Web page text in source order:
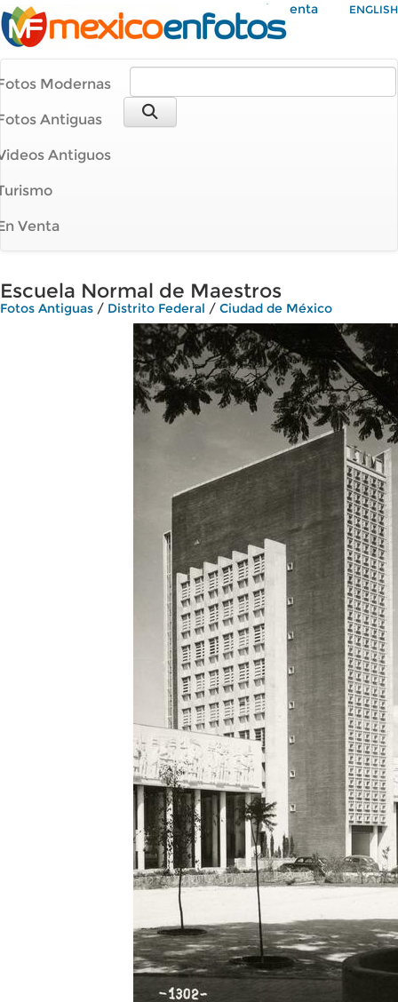
Mi Cuenta ENGLISH
Modernas
Antiguas
Antiguos
Venta
Escuela Normal de Maestros
Fotos Antiguas / Distrito Federal / Ciudad de México